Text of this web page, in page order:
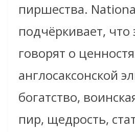
пиршества.
подчёркивает,
говорят о
англосаксонской
богатство,
пир, щедрость,